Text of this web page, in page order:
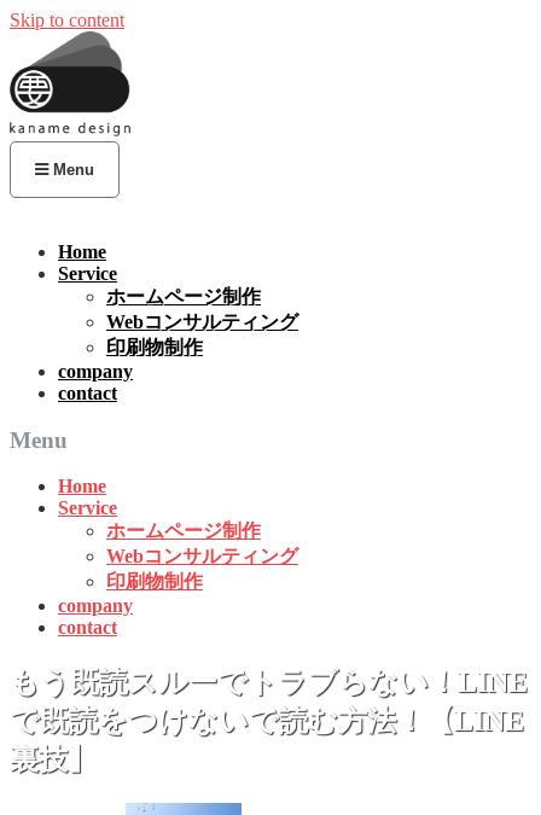
Skip to content
Menu
Home
Service
ホームページ制作
Webコンサルティング
印刷物制作
company
contact
Menu
Home
Service
ホームページ制作
Webコンサルティング
印刷物制作
company
contact
もう既読スルーでトラブらない！LINE
で既読をつけないで読む方法！【LINE
裏技】